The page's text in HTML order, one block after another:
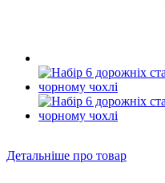
Детальніше про товар